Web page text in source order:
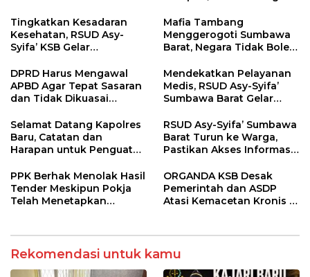
Regulasi
Tingkatkan Kesadaran
Kesehatan, RSUD Asy-
Syifa’ KSB Gelar
Melitus pada Lansia
Mafia Tambang
Menggerogoti Sumbawa
Barat, Negara Tidak Boleh
hingga WNA
DPRD Harus Mengawal
APBD Agar Tepat Sasaran
dan Tidak Dikuasai
Tertentu
Mendekatkan Pelayanan
Medis, RSUD Asy-Syifa’
Sumbawa Barat Gelar
Kesehatan di Taliwang
Selamat Datang Kapolres
Baru, Catatan dan
Harapan untuk Penguatan
RSUD Asy-Syifa’ Sumbawa
Barat Turun ke Warga,
Pastikan Akses Informasi
PPK Berhak Menolak Hasil
Tender Meskipun Pokja
Telah Menetapkan
ORGANDA KSB Desak
Pemerintah dan ASDP
Atasi Kemacetan Kronis di
Rekomendasi untuk kamu